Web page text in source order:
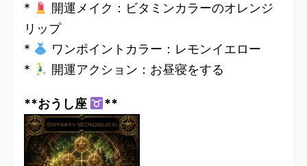
*
開運メイク：ビタミンカラーのオレンジ
リップ
*
ワンポイントカラー：レモンイエロー
*
開運アクション：お昼寝をする
**おうし座 **